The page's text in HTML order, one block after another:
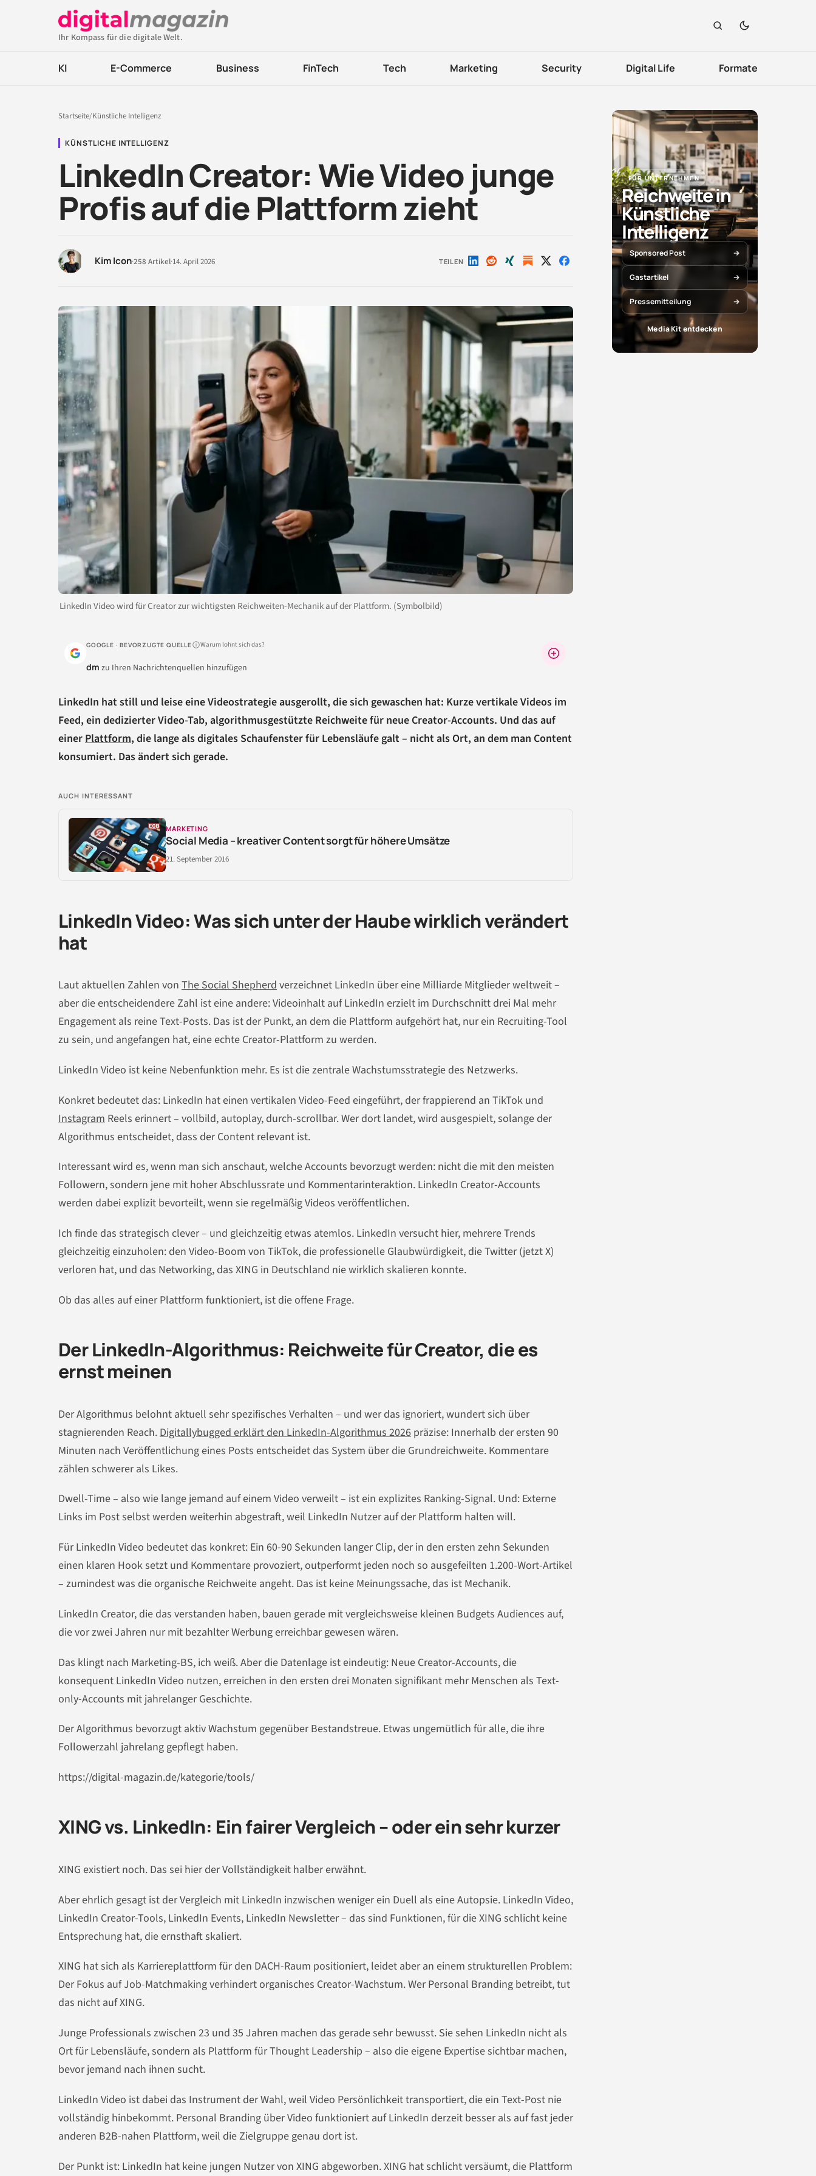
Ihr Kompass für die digitale Welt.
KI E-Commerce Business FinTech Tech Marketing Security Digital Life Formate
Startseite/Künstliche Intelligenz
KÜNSTLICHE INTELLIGENZ
LinkedIn Creator: Wie Video junge
Profis auf die Plattform zieht
Kim Icon·258 Artikel·14. April 2026 TEILEN Auf Auf Auf Auf Auf
LinkedIn Video wird für Creator zur wichtigsten Reichweiten-Mechanik auf der Plattform. (Symbolbild)
GOOGLE · BEVORZUGTE QUELLE Warum lohnt sich das?
dm zu Ihren Nachrichtenquellen hinzufügen
LinkedIn hat still und leise eine Videostrategie ausgerollt, die sich gewaschen hat: Kurze vertikale Videos im
Feed, ein dedizierter Video-Tab, algorithmusgestützte Reichweite für neue Creator-Accounts. Und das auf
einer Plattform, die lange als digitales Schaufenster für Lebensläufe galt – nicht als Ort, an dem man Content
konsumiert. Das ändert sich gerade.
AUCH INTERESSANT
MARKETING
Social Media – kreativer Content sorgt für höhere Umsätze
21. September 2016
LinkedIn Video: Was sich unter der Haube wirklich verändert
hat
Laut aktuellen Zahlen von The Social Shepherdverzeichnet LinkedIn über eine Milliarde Mitglieder weltweit –
aber die entscheidendere Zahl ist eine andere: Videoinhalt auf LinkedIn erzielt im Durchschnitt drei Mal mehr
Engagement als reine Text-Posts. Das ist der Punkt, an dem die Plattform aufgehört hat, nur ein Recruiting-Tool
zu sein, und angefangen hat, eine echte Creator-Plattform zu werden.
LinkedIn Video ist keine Nebenfunktion mehr. Es ist die zentrale Wachstumsstrategie des Netzwerks.
Konkret bedeutet das: LinkedIn hat einen vertikalen Video-Feed eingeführt, der frappierend an TikTok und
Instagram Reels erinnert – vollbild, autoplay, durch-scrollbar. Wer dort landet, wird ausgespielt, solange der
Algorithmus entscheidet, dass der Content relevant ist.
Interessant wird es, wenn man sich anschaut, welche Accounts bevorzugt werden: nicht die mit den meisten
Followern, sondern jene mit hoher Abschlussrate und Kommentarinteraktion. LinkedIn Creator-Accounts
werden dabei explizit bevorteilt, wenn sie regelmäßig Videos veröffentlichen.
Ich finde das strategisch clever – und gleichzeitig etwas atemlos. LinkedIn versucht hier, mehrere Trends
gleichzeitig einzuholen: den Video-Boom von TikTok, die professionelle Glaubwürdigkeit, die Twitter (jetzt X)
verloren hat, und das Networking, das XING in Deutschland nie wirklich skalieren konnte.
Ob das alles auf einer Plattform funktioniert, ist die offene Frage.
Der LinkedIn-Algorithmus: Reichweite für Creator, die es
ernst meinen
Der Algorithmus belohnt aktuell sehr spezifisches Verhalten – und wer das ignoriert, wundert sich über
stagnierenden Reach. Digitallybugged erklärt den LinkedIn-Algorithmus 2026 präzise: Innerhalb der ersten 90
Minuten nach Veröffentlichung eines Posts entscheidet das System über die Grundreichweite. Kommentare
zählen schwerer als Likes.
Dwell-Time – also wie lange jemand auf einem Video verweilt – ist ein explizites Ranking-Signal. Und: Externe
Links im Post selbst werden weiterhin abgestraft, weil LinkedIn Nutzer auf der Plattform halten will.
Für LinkedIn Video bedeutet das konkret: Ein 60-90 Sekunden langer Clip, der in den ersten zehn Sekunden
einen klaren Hook setzt und Kommentare provoziert, outperformt jeden noch so ausgefeilten 1.200-Wort-Artikel
– zumindest was die organische Reichweite angeht. Das ist keine Meinungssache, das ist Mechanik.
LinkedIn Creator, die das verstanden haben, bauen gerade mit vergleichsweise kleinen Budgets Audiences auf,
die vor zwei Jahren nur mit bezahlter Werbung erreichbar gewesen wären.
Das klingt nach Marketing-BS, ich weiß. Aber die Datenlage ist eindeutig: Neue Creator-Accounts, die
konsequent LinkedIn Video nutzen, erreichen in den ersten drei Monaten signifikant mehr Menschen als Text-
only-Accounts mit jahrelanger Geschichte.
Der Algorithmus bevorzugt aktiv Wachstum gegenüber Bestandstreue. Etwas ungemütlich für alle, die ihre
Followerzahl jahrelang gepflegt haben.
https://digital-magazin.de/kategorie/tools/
XING vs. LinkedIn: Ein fairer Vergleich – oder ein sehr kurzer
XING existiert noch. Das sei hier der Vollständigkeit halber erwähnt.
Aber ehrlich gesagt ist der Vergleich mit LinkedIn inzwischen weniger ein Duell als eine Autopsie. LinkedIn Video,
LinkedIn Creator-Tools, LinkedIn Events, LinkedIn Newsletter – das sind Funktionen, für die XING schlicht keine
Entsprechung hat, die ernsthaft skaliert.
XING hat sich als Karriereplattform für den DACH-Raum positioniert, leidet aber an einem strukturellen Problem:
Der Fokus auf Job-Matchmaking verhindert organisches Creator-Wachstum. Wer Personal Branding betreibt, tut
das nicht auf XING.
Junge Professionals zwischen 23 und 35 Jahren machen das gerade sehr bewusst. Sie sehen LinkedIn nicht als
Ort für Lebensläufe, sondern als Plattform für Thought Leadership – also die eigene Expertise sichtbar machen,
bevor jemand nach ihnen sucht.
LinkedIn Video ist dabei das Instrument der Wahl, weil Video Persönlichkeit transportiert, die ein Text-Post nie
vollständig hinbekommt. Personal Branding über Video funktioniert auf LinkedIn derzeit besser als auf fast jeder
anderen B2B-nahen Plattform, weil die Zielgruppe genau dort ist.
Der Punkt ist: LinkedIn hat keine jungen Nutzer von XING abgeworben. XING hat schlicht versäumt, die Plattform
FÜR UNTERNEHMEN
Reichweite in
Künstliche
Intelligenz
Sponsored Post
Gastartikel
Pressemitteilung
Media Kit entdecken